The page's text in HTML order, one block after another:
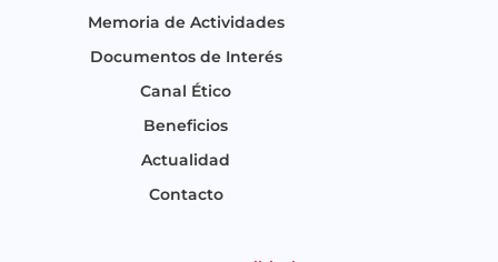
Memoria de Actividades
Documentos de Interés
Canal Ético
Beneficios
Actualidad
Contacto